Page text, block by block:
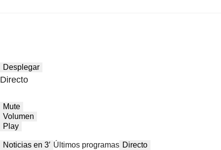
Desplegar
Directo
Mute
Volumen
Play
Noticias en 3′ Últimos programas Directo